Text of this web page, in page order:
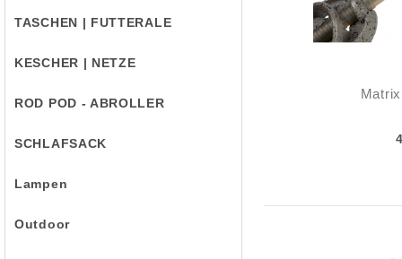
TASCHEN | FUTTERALE
KESCHER | NETZE
ROD POD - ABROLLER
SCHLAFSACK
Lampen
Outdoor